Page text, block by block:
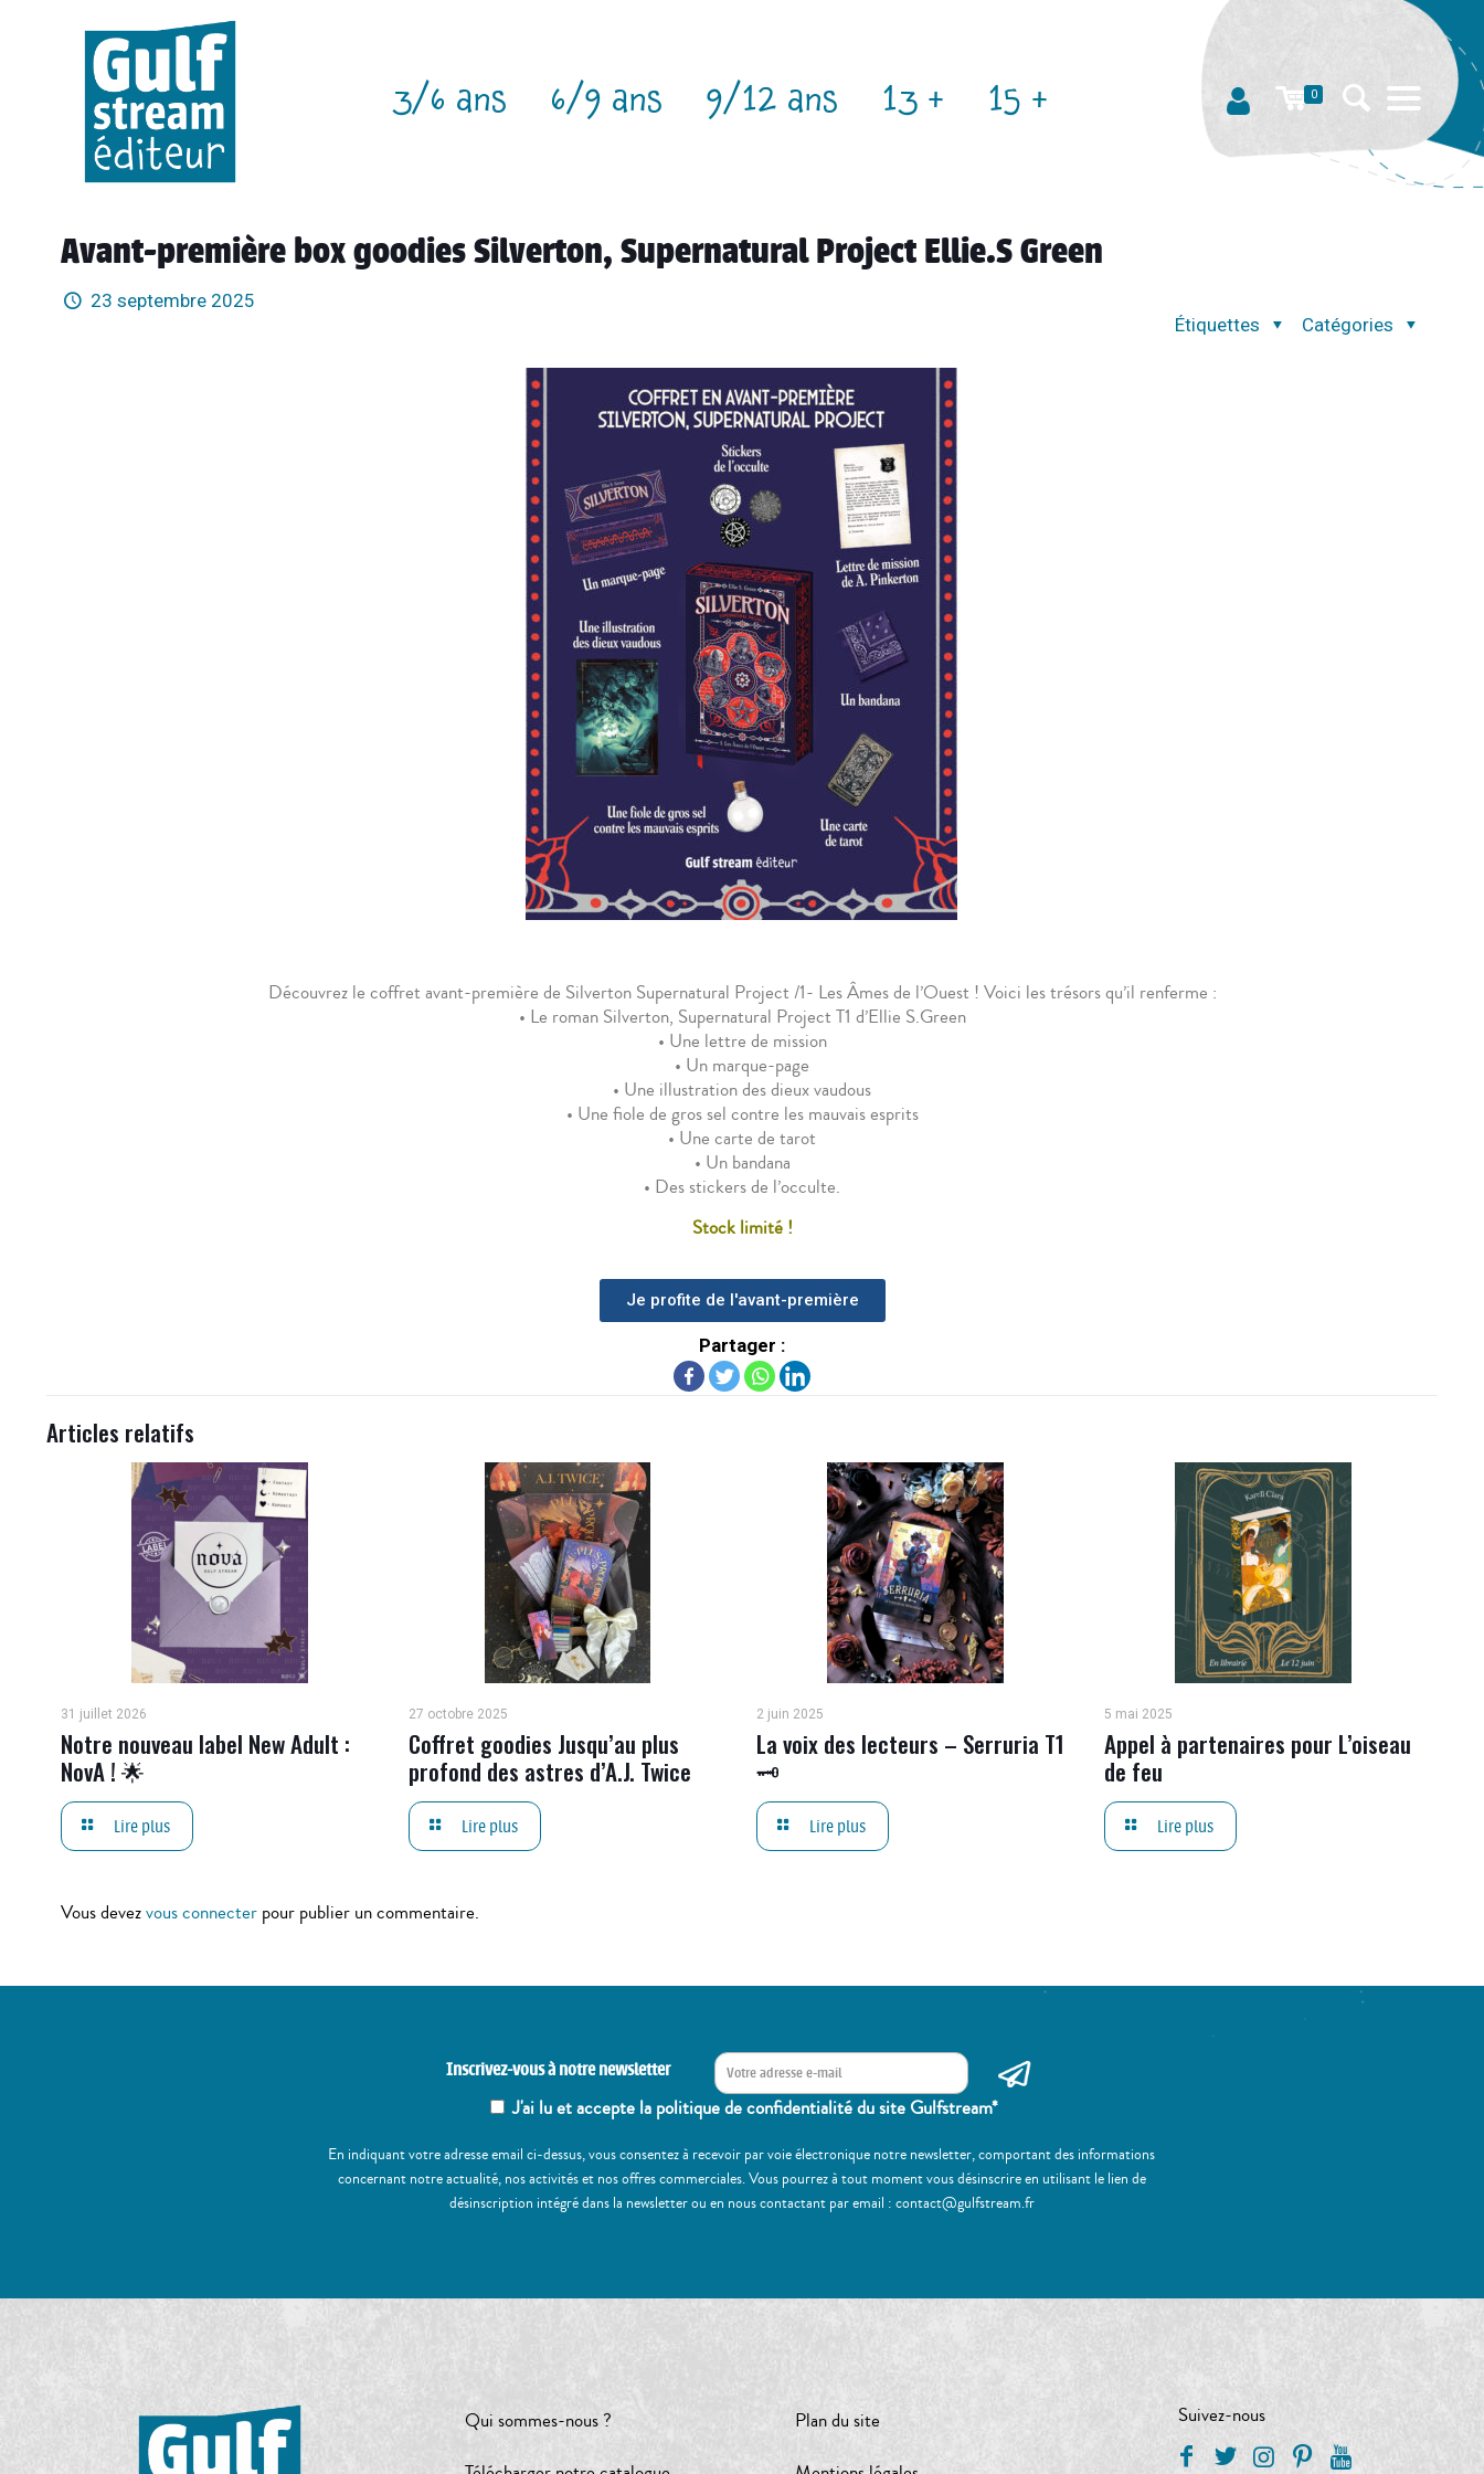
3/6 ans 6/9 ans 9/12 ans 13 + 15 + 0
Avant-première box goodies Silverton, Supernatural Project Ellie.S Green
23 septembre 2025
Catégories
Étiquettes
Découvrez le coffret avant-première de Silverton Supernatural Project /1- Les Âmes de l’Ouest ! Voici les trésors qu’il renferme :
• Le roman Silverton, Supernatural Project T1 d’Ellie S.Green
• Une lettre de mission
• Un marque-page
• Une illustration des dieux vaudous
• Une fiole de gros sel contre les mauvais esprits
• Une carte de tarot
• Un bandana
• Des stickers de l’occulte.
Stock limité !
Je profite de l'avant-première
Partager :
Articles relatifs
31 juillet 2026
Notre nouveau label New Adult :
NovA ! 🌟
Lire plus
27 octobre 2025
Coffret goodies Jusqu’au plus
profond des astres d’A.J. Twice
Lire plus
2 juin 2025
La voix des lecteurs – Serruria T1
🗝
Lire plus
5 mai 2025
Appel à partenaires pour L’oiseau
de feu
Lire plus
Vous devezvous connecterpour publier un commentaire.
Inscrivez-vous à notre newsletter
J'ai lu et accepte la politique de confidentialité du site Gulfstream*
En indiquant votre adresse email ci-dessus, vous consentez à recevoir par voie électronique notre newsletter, comportant des informations
concernant notre actualité, nos activités et nos offres commerciales. Vous pourrez à tout moment vous désinscrire en utilisant le lien de
désinscription intégré dans la newsletter ou en nous contactant par email : contact@gulfstream.fr
Qui sommes-nous ?
Plan du site
Suivez-nous